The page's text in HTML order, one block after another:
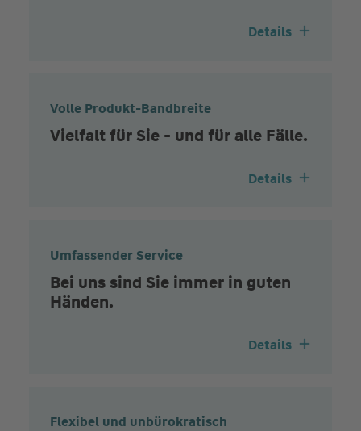
Details
Volle Produkt-Bandbreite
Vielfalt für Sie - und für alle Fälle.
Details
Umfassender Service
Bei uns sind Sie immer in guten
Händen.
Details
Flexibel und unbürokratisch